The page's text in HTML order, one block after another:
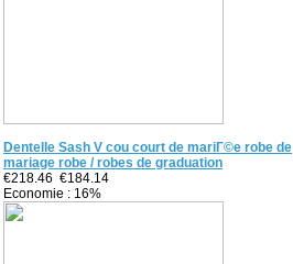
Dentelle Sash V cou court de mariГ©e robe de
mariage robe / robes de graduation
€218.46 €184.14
Economie : 16%